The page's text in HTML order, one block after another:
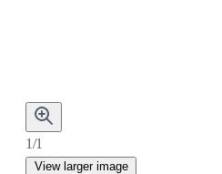
1/1
View larger image